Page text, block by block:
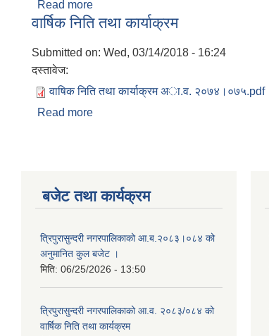
Read more
वार्षिक निति तथा कार्याक्रम
Submitted on: Wed, 03/14/2018 - 16:24
दस्तावेज:
वाषिक निति तथा कार्याक्रम अा.व. २०७४।०७५.pdf
Read more
बजेट तथा कार्यक्रम
त्रिपुरासुन्दरी नगरपालिकाको आ.ब.२०८३।०८४ को
अनुमानित कुल बजेट ।
मिति: 06/25/2026 - 13:50
त्रिपुरासुन्दरी नगरपालिकाको आ.व. २०८३/०८४ को
वार्षिक निति तथा कार्यक्रम